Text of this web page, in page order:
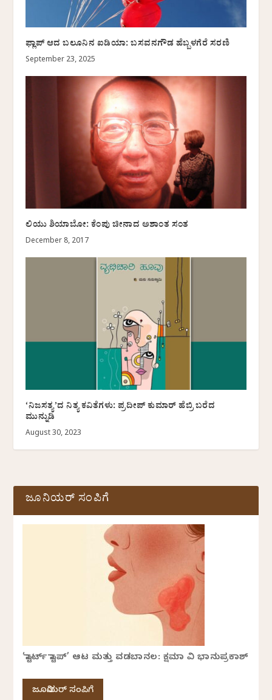
ಫ್ಲಾಪ್ ಆದ ಬಲೂನಿನ ಐಡಿಯಾ: ಬಸವನಗೌಡ ಹೆಬ್ಬಳಗೆರೆ ಸರಣಿ
September 23, 2025
ಲಿಯು ಶಿಯಾಬೋ: ಕೆಂಪು ಚೀನಾದ ಅಶಾಂತ ಸಂತ
December 8, 2017
‘ನಿಜಸತ್ಯ’ದ ನಿತ್ಯ ಕವಿತೆಗಳು: ಪ್ರದೀಪ್ ಕುಮಾರ್ ಹೆಬ್ರಿ ಬರೆದ
ಮುನ್ನುಡಿ
August 30, 2023
ಜೂನಿಯರ್ ಸಂಪಿಗೆ
‘ಸ್ಟಾರ್ಟ್ ಸ್ಟಾಪ್’ ಆಟ ಮತ್ತು ವಡಬಾನಲ: ಕ್ಷಮಾ ವಿ ಭಾನುಪ್ರಕಾಶ್
ಜೂನಿಯರ್ ಸಂಪಿಗೆ